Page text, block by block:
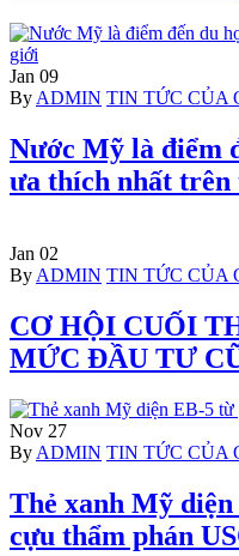
Jan 09
Author
ByADMIN Categories
TIN TỨC CỦA
Nước Mỹ là điểm
ưa thích nhất trên
Jan 02
Author
By ADMIN Categories
TIN TỨC CỦA
CƠ HỘI CUỐI
MỨC ĐẦU TƯ
Nov 27
Author
By ADMIN Categories
TIN TỨC CỦA
Thẻ xanh Mỹ
cựu thẩm phán